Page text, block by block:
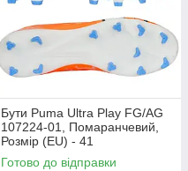
Бути Puma Ultra Play FG/AG
107224-01, Помаранчевий,
Розмір (EU) - 41
Готово до відправки